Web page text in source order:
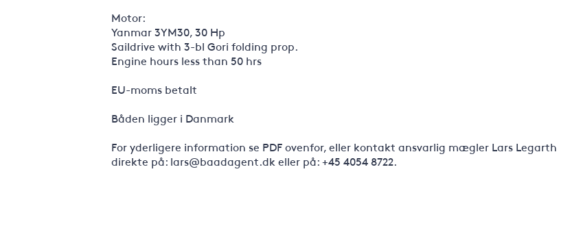
Motor:
Yanmar 3YM30, 30 Hp
Saildrive with 3-bl Gori folding prop.
Engine hours less than 50 hrs
EU-moms betalt
Båden ligger i Danmark
For yderligere information se PDF ovenfor, eller kontakt ansvarlig mægler Lars Legarth
direkte på: lars@baadagent.dk eller på: +45 4054 8722.